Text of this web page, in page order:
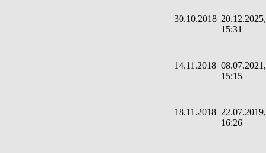
30.10.2018 20.12.2025,
15:31
14.11.2018 08.07.2021,
15:15
18.11.2018 22.07.2019,
16:26